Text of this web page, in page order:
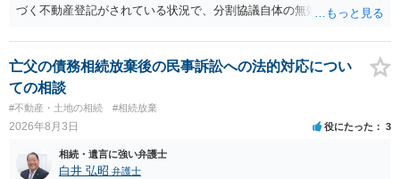
づく不動産登記がされている状況で、分割協議自体の無効を裁判所が
方の訴訟の主張及び立証次第ですが、 ・御祖母様の認知能力に関する
医師の意見書、筆跡鑑定 が提出されればその効力が否定される可能性
はありますが、 ・伯母様自身が分割協議に加わっていること ・御祖母
様の意に反する遺産分割協議を行う実益が誰にあったかの立証が困難
であること からすると、実際に遺産分割協議の効力が否定される可能
性はそれほど高くない（立証のハードルは非常に高い）ということが
言えると思います。
亡父の債務相続放棄後の民事訴訟への法的対応につい
ての相談
#不動産・土地の相続 #相続放棄
2026年8月3日 役にたった 3
相続・遺言に強い弁護士
白井 弘昭 弁護士